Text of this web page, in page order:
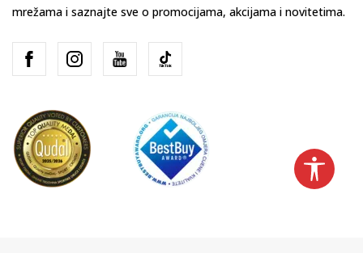
mrežama i saznajte sve o promocijama, akcijama i novitetima.